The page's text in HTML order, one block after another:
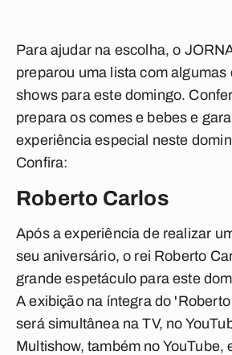
Para ajudar na escolha, o
preparou uma lista com algumas
shows para este domingo.
prepara os comes e bebes e
experiência especial neste
Confira:
Roberto Carlos
Após a experiência de realizar
seu aniversário, o rei Roberto
grande espetáculo para este
A exibição na íntegra do
será simultânea na TV, no
Multishow, também no YouTube,